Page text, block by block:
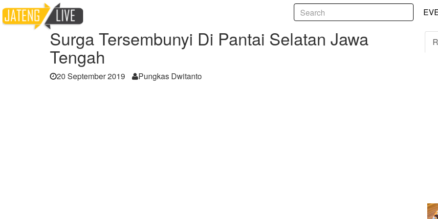
Home Surga Tersembunyi Di Pantai Selatan Jawa Tengah
Surga Tersembunyi Di Pantai Selatan Jawa
Tengah
20 September 2019 Pungkas Dwitanto